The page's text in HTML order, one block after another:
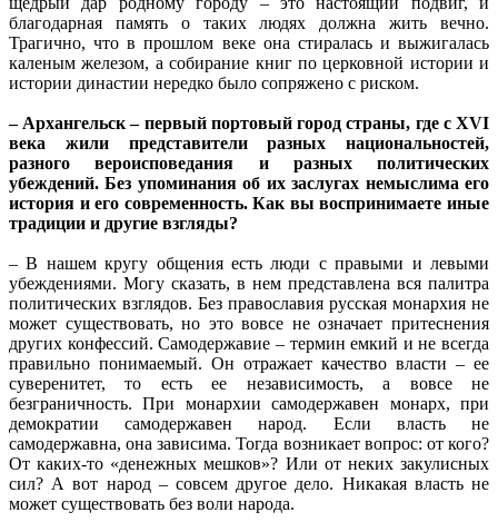
благодарная память о таких людях должна жить вечно.
Трагично, что в прошлом веке она стиралась и выжигалась
каленым железом, а собирание книг по церковной истории и
истории династии нередко было сопряжено с риском.
– Архангельск – первый портовый город страны, где с XVI
века жили представители разных национальностей,
разного вероисповедания и разных политических
убеждений. Без упоминания об их заслугах немыслима его
история и его современность. Как вы воспринимаете иные
традиции и другие взгляды?
– В нашем кругу общения есть люди с правыми и левыми
убеждениями. Могу сказать, в нем представлена вся палитра
политических взглядов. Без православия русская монархия не
может существовать, но это вовсе не означает притеснения
других конфессий. Самодержавие – термин емкий и не всегда
правильно понимаемый. Он отражает качество власти – ее
суверенитет, то есть ее независимость, а вовсе не
безграничность. При монархии самодержавен монарх, при
демократии самодержавен народ. Если власть не
самодержавна, она зависима. Тогда возникает вопрос: от кого?
От каких-то «денежных мешков»? Или от неких закулисных
сил? А вот народ – совсем другое дело. Никакая власть не
может существовать без воли народа.